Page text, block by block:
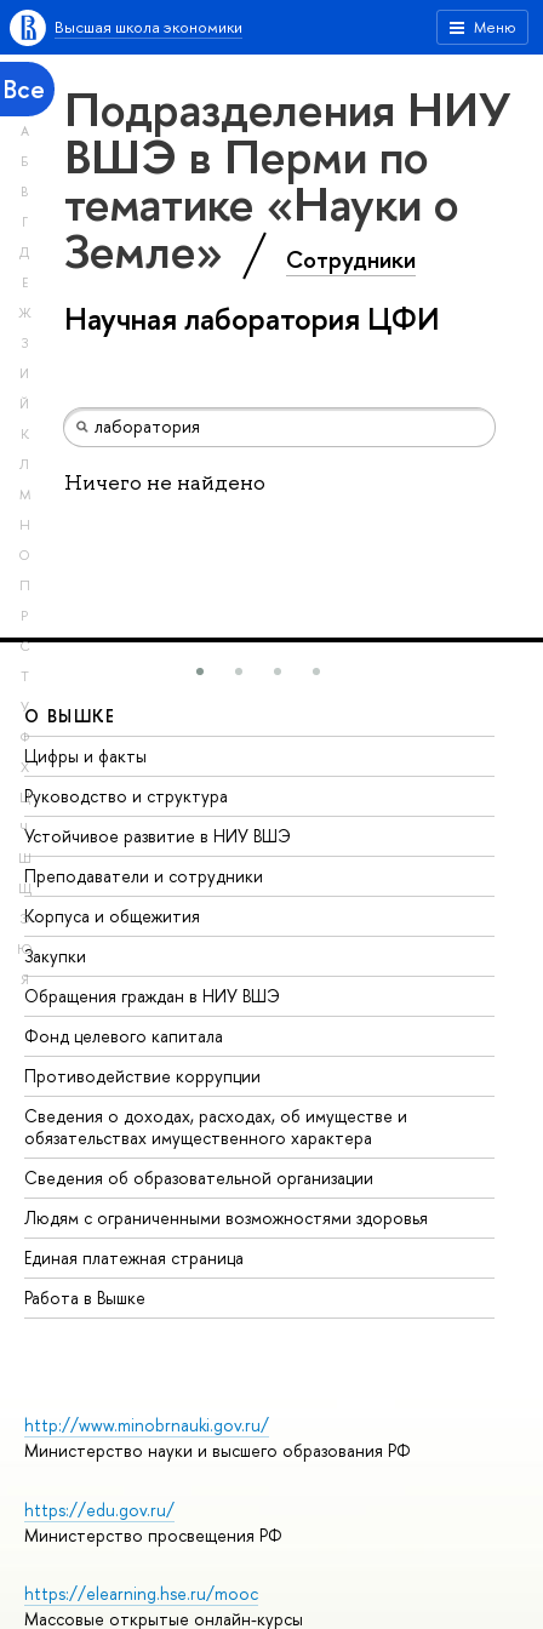
Меню
Высшая школа экономики
Все
А
Б
В
Г
Д
Е
Ж
З
И
Й
К
Л
М
Н
О
П
Р
С
Т
У
Ф
Х
Ц
Ч
Ш
Щ
Э
Ю
Я
Подразделения НИУ
ВШЭ в Перми по
тематике «Науки о
Земле» Сотрудники
Научная лаборатория ЦФИ
Ничего не найдено
О ВЫШКЕ
Цифры и факты
Руководство и структура
Устойчивое развитие в НИУ ВШЭ
Преподаватели и сотрудники
Корпуса и общежития
Закупки
Обращения граждан в НИУ ВШЭ
Фонд целевого капитала
Противодействие коррупции
Сведения о доходах, расходах, об имуществе и
обязательствах имущественного характера
Сведения об образовательной организации
Людям с ограниченными возможностями здоровья
Единая платежная страница
Работа в Вышке
http://www.minobrnauki.gov.ru/
Министерство науки и высшего образования РФ
https://edu.gov.ru/
Министерство просвещения РФ
https://elearning.hse.ru/mooc
Массовые открытые онлайн-курсы